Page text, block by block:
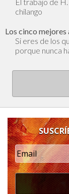
chilango
Los cinco
Si eres de los
porque nunca